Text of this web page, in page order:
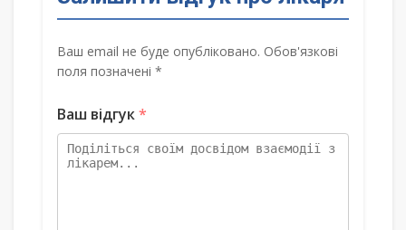
Ваш email не буде опубліковано. Обов'язкові
поля позначені *
Ваш відгук*